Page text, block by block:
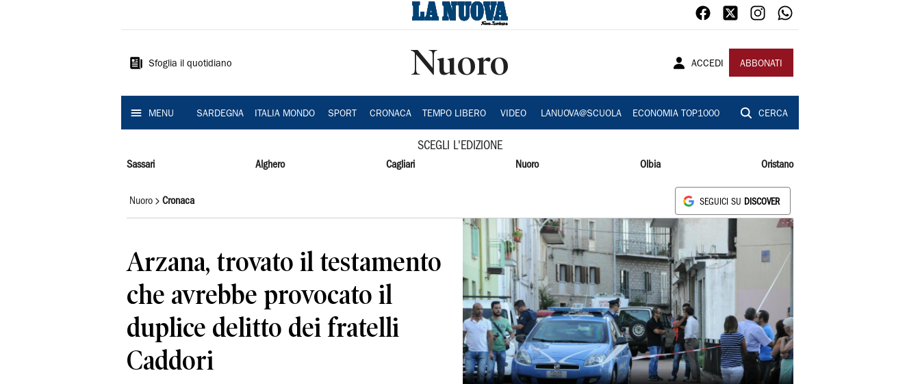
Sardegna
Sfoglia il quotidiano Nuoro ACCEDI ABBONATI
MENU SARDEGNA ITALIA MONDO SPORT CRONACA TEMPO LIBERO VIDEO LANUOVA@SCUOLA ECONOMIA TOP1000 CERCA
SCEGLI L'EDIZIONE
Sassari Alghero Cagliari Nuoro Olbia Oristano
Nuoro Cronaca SEGUICI SU DISCOVER
Arzana, trovato il testamento
che avrebbe provocato il
duplice delitto dei fratelli
Caddori